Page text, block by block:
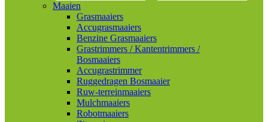
Maaien
Grasmaaiers
Accugrasmaaiers
Benzine Grasmaaiers
Grastrimmers / Kantentrimmers /
Bosmaaiers
Accugrastrimmer
Ruggedragen Bosmaaier
Ruw-terreinmaaiers
Mulchmaaiers
Robotmaaiers